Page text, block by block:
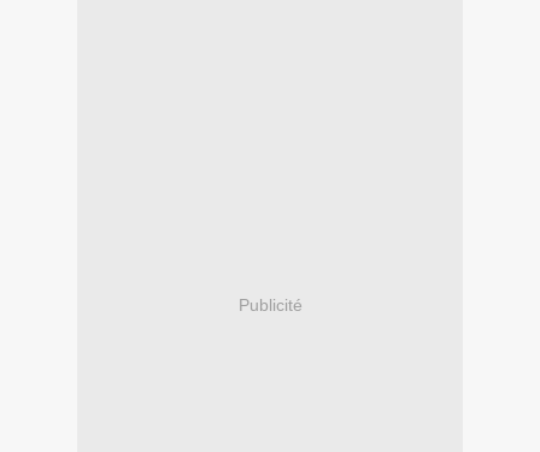
Publicité